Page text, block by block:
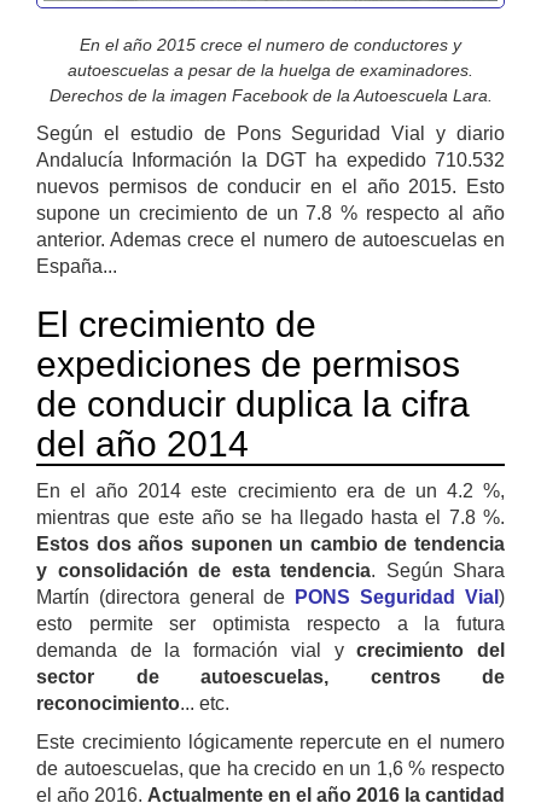
En el año 2015 crece el numero de conductores y
autoescuelas a pesar de la huelga de examinadores.
Derechos de la imagen Facebook de la Autoescuela Lara.
Según el estudio de Pons Seguridad Vial y diario
Andalucía Información la DGT ha expedido 710.532
nuevos permisos de conducir en el año 2015. Esto
supone un crecimiento de un 7.8 % respecto al año
anterior. Ademas crece el numero de autoescuelas en
España...
El crecimiento de
expediciones de permisos
de conducir duplica la cifra
del año 2014
En el año 2014 este crecimiento era de un 4.2 %,
mientras que este año se ha llegado hasta el 7.8 %.
Estos dos años suponen un cambio de tendencia
y consolidación de esta tendencia. Según Shara
Martín (directora general de
PONS Seguridad Vial)
esto permite ser optimista respecto a la futura
demanda de la formación vial ycrecimiento del
sector de autoescuelas, centros de
reconocimiento... etc.
Este crecimiento lógicamente repercute en el numero
de autoescuelas, que ha crecido en un 1,6 % respecto
el año 2016. Actualmente en el año 2016 la cantidad